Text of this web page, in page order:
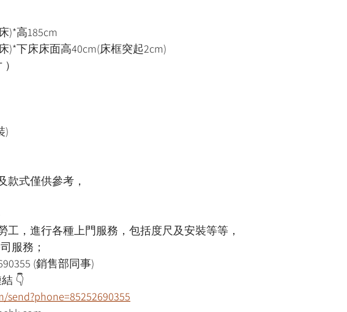
)*高185cm
)*下床床面高40cm(床框突起2cm)
)
款式僅供參考，
工，進行各種上門服務，包括度尺及安裝等等，
服務；
(銷售部同事)
👇